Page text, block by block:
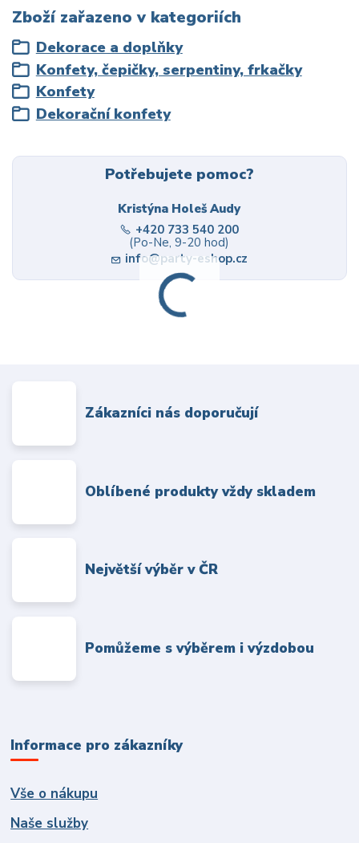
Zboží zařazeno v kategoriích
Dekorace a doplňky
Konfety, čepičky, serpentiny, frkačky
Konfety
Dekorační konfety
Potřebujete pomoc?
Kristýna Holeš Audy
+420 733 540 200
(Po-Ne, 9-20 hod)
info@party-eshop.cz
Zákazníci nás doporučují
Oblíbené produkty vždy skladem
Největší výběr v ČR
Pomůžeme s výběrem i výzdobou
Informace pro zákazníky
Vše o nákupu
Naše služby